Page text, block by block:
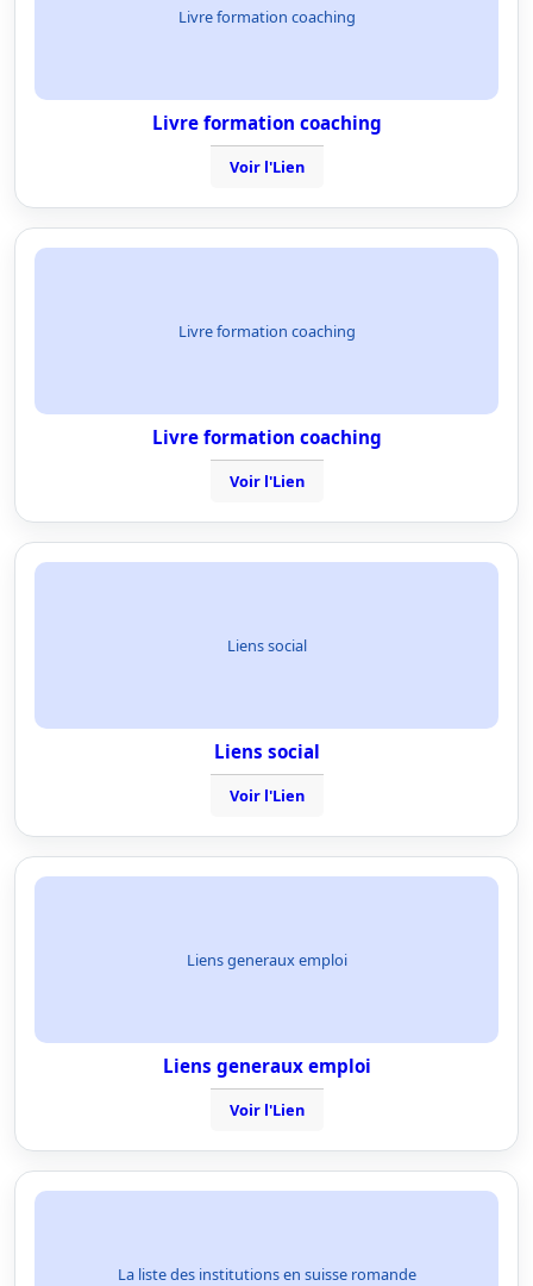
Livre formation coaching
Livre formation coaching
Voir l'Lien
Livre formation coaching
Livre formation coaching
Voir l'Lien
Liens social
Liens social
Voir l'Lien
Liens generaux emploi
Liens generaux emploi
Voir l'Lien
La liste des institutions en suisse romande